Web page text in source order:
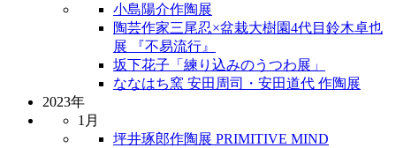
小島陽介作陶展
陶芸作家三尾忍×盆栽大樹園4代目鈴木卓也
展 『不易流行』
坂下花子「練り込みのうつわ展」
ななはち窯 安田周司・安田道代 作陶展
2023年
1月
坪井琢郎作陶展 PRIMITIVE MIND